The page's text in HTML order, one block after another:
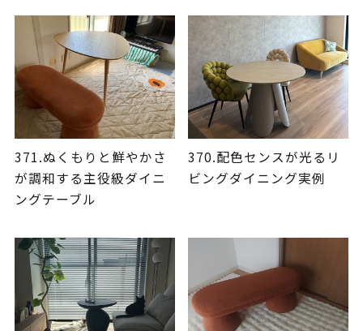
371.ぬくもりと鮮やかさ
が調和する主役級ダイニ
ングテーブル
370.配色センスが光るリ
ビングダイニング実例